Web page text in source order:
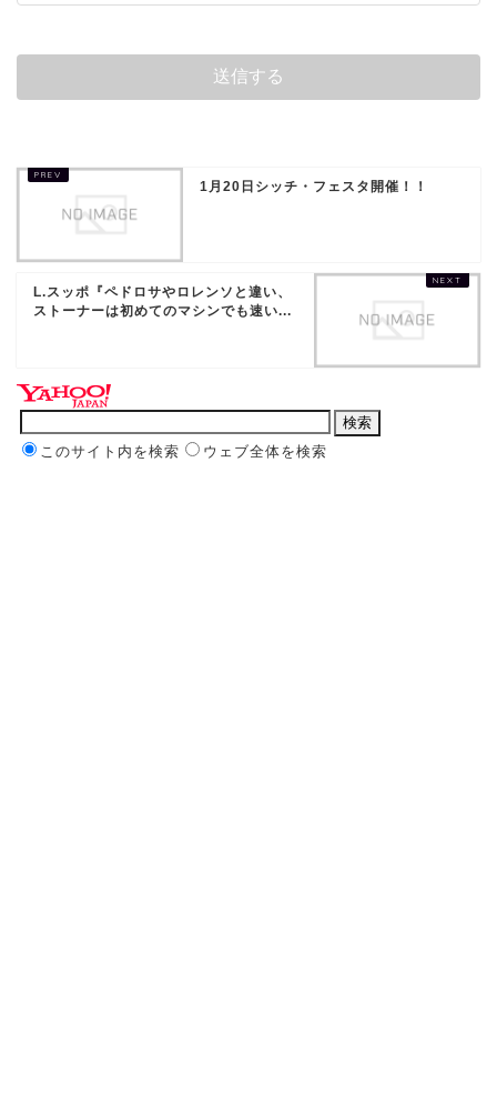
1月20日シッチ・フェスタ開催！！
L.スッポ『ペドロサやロレンソと違い、
ストーナーは初めてのマシンでも速い...
このサイト内を検索 ウェブ全体を検索